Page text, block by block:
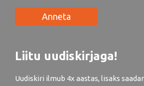
Anneta
Liitu uudiskirjaga!
Uudiskiri ilmub 4x aastas, lisaks